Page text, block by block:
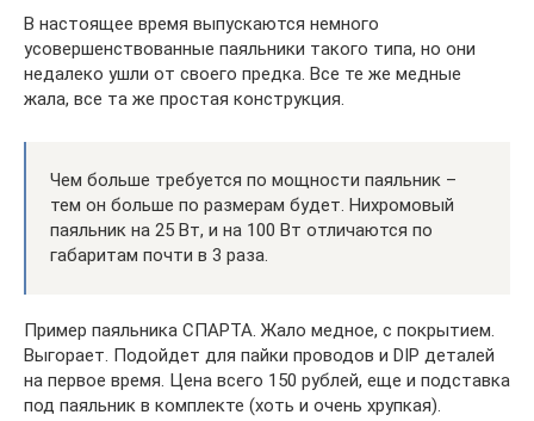
В настоящее время выпускаются немного
усовершенствованные паяльники такого типа, но они
недалеко ушли от своего предка. Все те же медные
жала, все та же простая конструкция.
Чем больше требуется по мощности паяльник –
тем он больше по размерам будет. Нихромовый
паяльник на 25 Вт, и на 100 Вт отличаются по
габаритам почти в 3 раза.
Пример паяльника СПАРТА. Жало медное, с покрытием.
Выгорает. Подойдет для пайки проводов и DIP деталей
на первое время. Цена всего 150 рублей, еще и подставка
под паяльник в комплекте (хоть и очень хрупкая).